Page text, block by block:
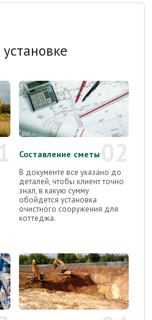
Составление сметы
В документе все указано до
деталей, чтобы клиент точно
знал, в какую сумму
обойдется установка
очистного сооружения для
коттеджа.